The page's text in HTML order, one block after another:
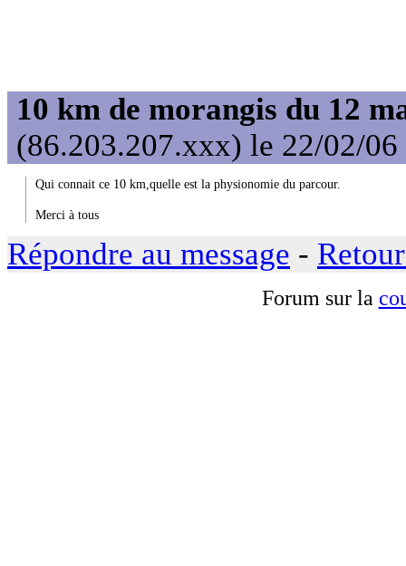
10 km de morangis du 12
(86.203.207.xxx) le 22/02/06
Qui connait ce 10 km,quelle est la physionomie du parcour.
Merci à tous
Répondre au message -
Forum sur la